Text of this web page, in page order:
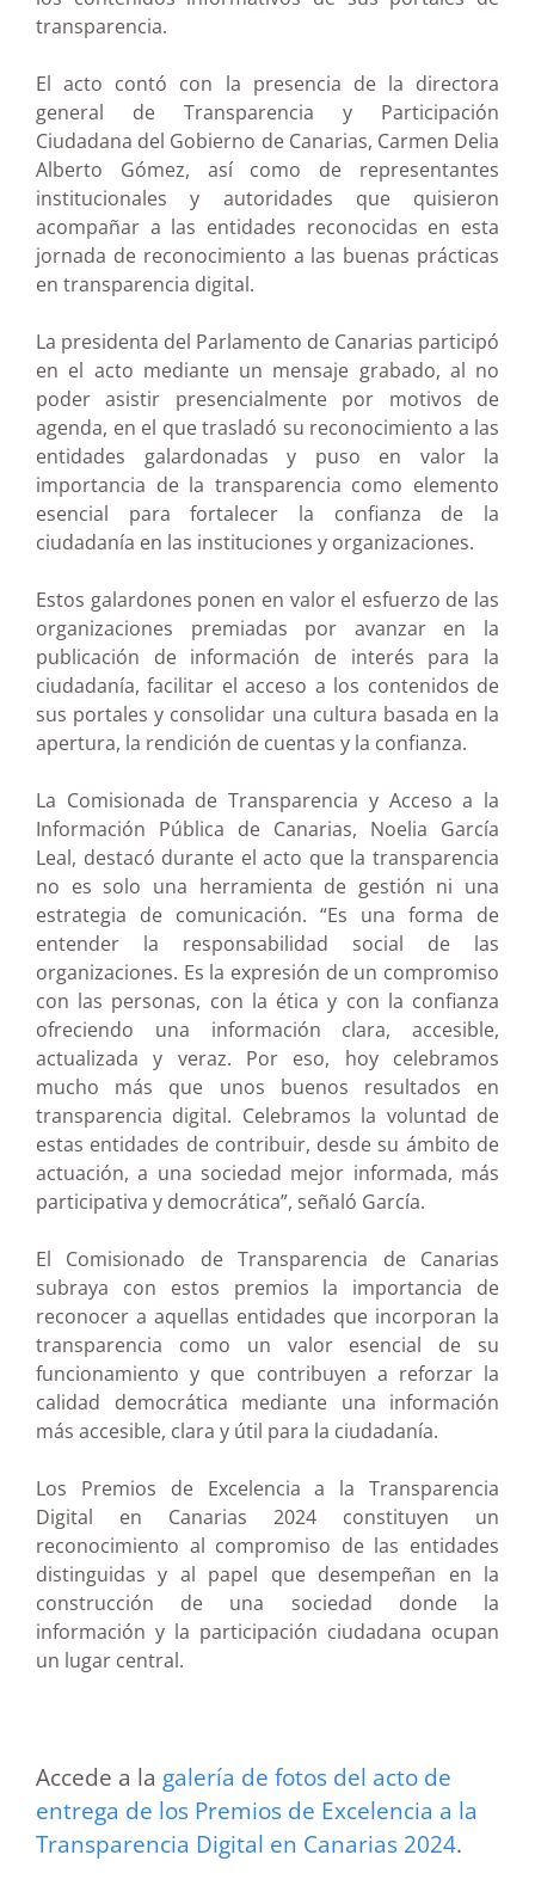
transparencia.
El acto contó con la presencia de la directora
general de Transparencia y Participación
Ciudadana del Gobierno de Canarias, Carmen Delia
Alberto Gómez, así como de representantes
institucionales y autoridades que quisieron
acompañar a las entidades reconocidas en esta
jornada de reconocimiento a las buenas prácticas
en transparencia digital.
La presidenta del Parlamento de Canarias participó
en el acto mediante un mensaje grabado, al no
poder asistir presencialmente por motivos de
agenda, en el que trasladó su reconocimiento a las
entidades galardonadas y puso en valor la
importancia de la transparencia como elemento
esencial para fortalecer la confianza de la
ciudadanía en las instituciones y organizaciones.
Estos galardones ponen en valor el esfuerzo de las
organizaciones premiadas por avanzar en la
publicación de información de interés para la
ciudadanía, facilitar el acceso a los contenidos de
sus portales y consolidar una cultura basada en la
apertura, la rendición de cuentas y la confianza.
La Comisionada de Transparencia y Acceso a la
Información Pública de Canarias, Noelia García
Leal, destacó durante el acto que la transparencia
no es solo una herramienta de gestión ni una
estrategia de comunicación. “Es una forma de
entender la responsabilidad social de las
organizaciones. Es la expresión de un compromiso
con las personas, con la ética y con la confianza
ofreciendo una información clara, accesible,
actualizada y veraz. Por eso, hoy celebramos
mucho más que unos buenos resultados en
transparencia digital. Celebramos la voluntad de
estas entidades de contribuir, desde su ámbito de
actuación, a una sociedad mejor informada, más
participativa y democrática”, señaló García.
El Comisionado de Transparencia de Canarias
subraya con estos premios la importancia de
reconocer a aquellas entidades que incorporan la
transparencia como un valor esencial de su
funcionamiento y que contribuyen a reforzar la
calidad democrática mediante una información
más accesible, clara y útil para la ciudadanía.
Los Premios de Excelencia a la Transparencia
Digital en Canarias 2024 constituyen un
reconocimiento al compromiso de las entidades
distinguidas y al papel que desempeñan en la
construcción de una sociedad donde la
información y la participación ciudadana ocupan
un lugar central.
Accede a la galería de fotos del acto de
entrega de los Premios de Excelencia a la
Transparencia Digital en Canarias 2024.